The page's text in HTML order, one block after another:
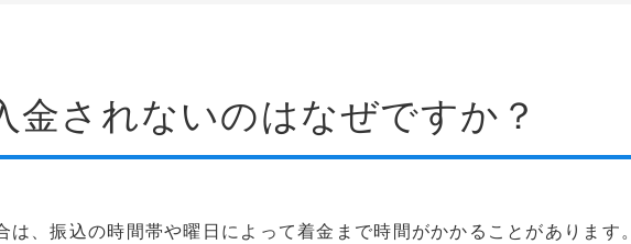
金されないのはなぜですか？
、振込の時間帯や曜日によって着金まで時間がかかることがあります。